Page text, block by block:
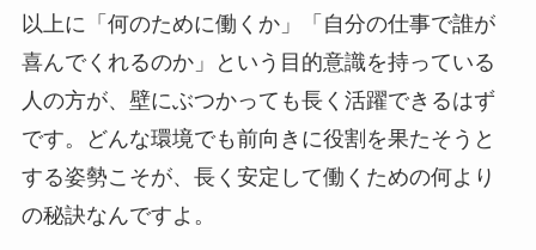
以上に「何のために働くか」「自分の仕事で誰が
喜んでくれるのか」という目的意識を持っている
人の方が、壁にぶつかっても長く活躍できるはず
です。どんな環境でも前向きに役割を果たそうと
する姿勢こそが、長く安定して働くための何より
の秘訣なんですよ。